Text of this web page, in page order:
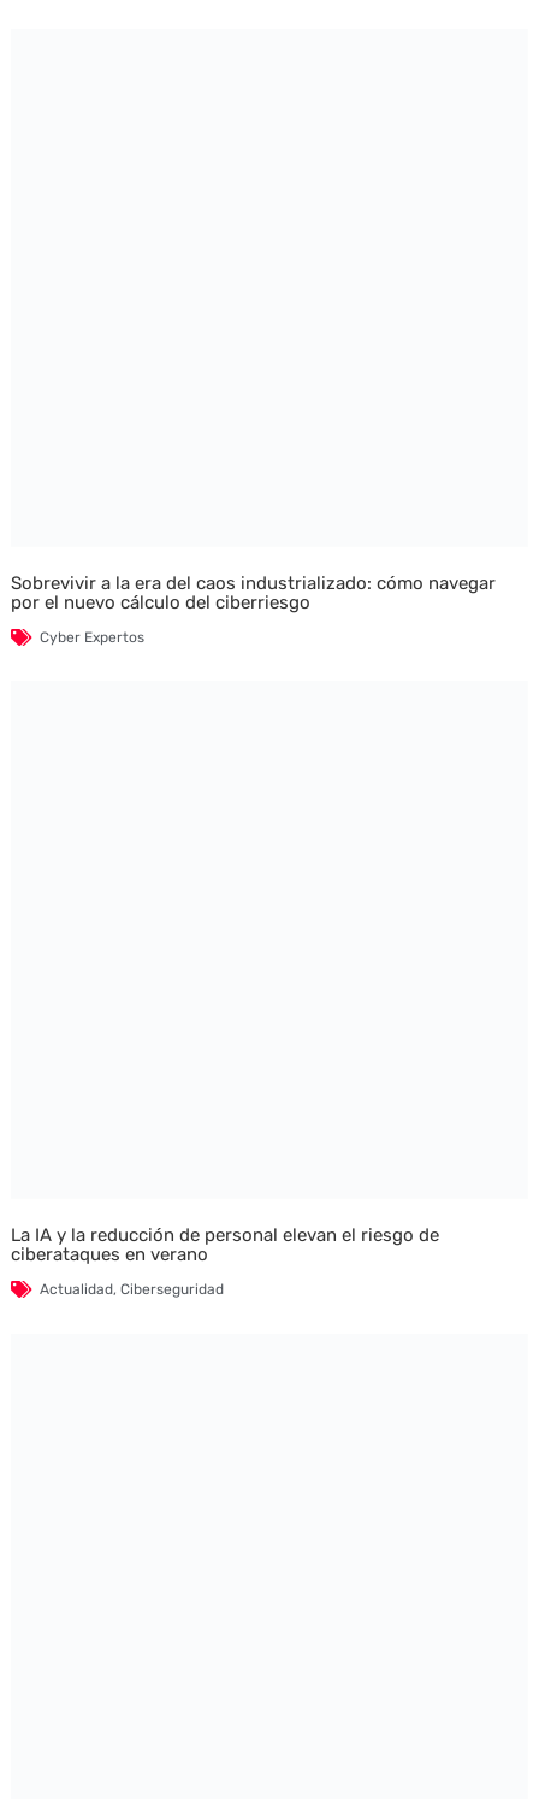
Sobrevivir a la era del caos industrializado: cómo navegar
por el nuevo cálculo del ciberriesgo
Cyber Expertos
La IA y la reducción de personal elevan el riesgo de
ciberataques en verano
Actualidad, Ciberseguridad